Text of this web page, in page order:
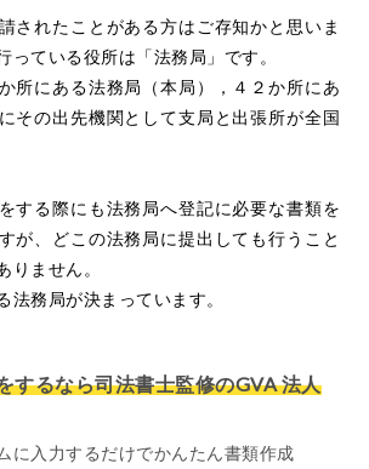
されたことがある方はご存知かと思いま
っている役所は「法務局」です。
所にある法務局（本局），４２か所にあ
その出先機関として支局と出張所が全国
する際にも法務局へ登記に必要な書類を
が、どこの法務局に提出しても行うこと
りません。
法務局が決まっています。
するなら司法書士監修のGVA 法人
に入力するだけでかんたん書類作成